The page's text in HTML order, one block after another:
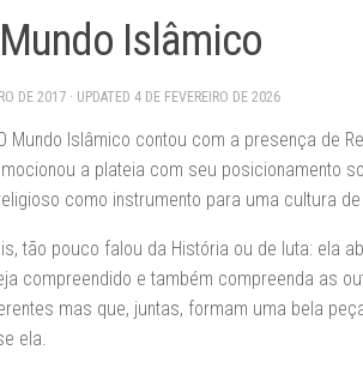
Islâmico
DE 2017 · UPDATED 4 DE FEVEREIRO DE 2026
Islâmico contou com a presença de
a plateia com seu posicionamento
como instrumento para uma cultura
tão pouco falou da História ou de luta: ela
compreendido e também compreenda as
mas que, juntas, formam uma bela
ela.